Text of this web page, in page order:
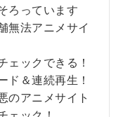
ろっています
無法アニメサイ
ェックできる！
ド＆連続再生！
のアニメサイト